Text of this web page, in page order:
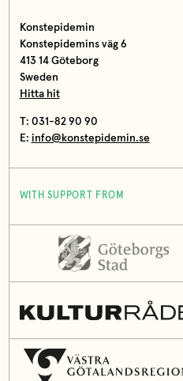
Konstepidemin
Konstepidemins väg 6
413 14 Göteborg
Sweden
Hitta hit
T: 031-82 90 90
E: info@konstepidemin.se
WITH SUPPORT FROM